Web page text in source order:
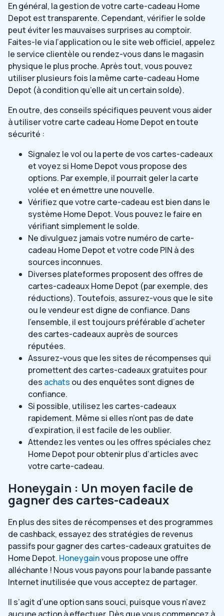
En général, la gestion de votre carte-cadeau Home
Depot est transparente. Cependant, vérifier le solde
peut éviter les mauvaises surprises au comptoir.
Faites-le via l’application ou le site web officiel, appelez
le service clientèle ou rendez-vous dans le magasin
physique le plus proche. Après tout, vous pouvez
utiliser plusieurs fois la même carte-cadeau Home
Depot (à condition qu’elle ait un certain solde).
En outre, des conseils spécifiques peuvent vous aider
à utiliser votre carte cadeau Home Depot en toute
sécurité :
Signalez le vol ou la perte de vos cartes-cadeaux
et voyez si Home Depot vous propose des
options. Par exemple, il pourrait geler la carte
volée et en émettre une nouvelle.
Vérifiez que votre carte-cadeau est bien dans le
système Home Depot. Vous pouvez le faire en
vérifiant simplement le solde.
Ne divulguez jamais votre numéro de carte-
cadeau Home Depot et votre code PIN à des
sources inconnues.
Diverses plateformes proposent des offres de
cartes-cadeaux Home Depot (par exemple, des
réductions). Toutefois, assurez-vous que le site
ou le vendeur est digne de confiance. Dans
l’ensemble, il est toujours préférable d’acheter
des cartes-cadeaux auprès de sources
réputées.
Assurez-vous que les sites de récompenses qui
promettent des cartes-cadeaux gratuites pour
des achats ou des enquêtes sont dignes de
confiance.
Si possible, utilisez les cartes-cadeaux
rapidement. Même si elles n’ont pas de date
d’expiration, il est facile de les oublier.
Attendez les ventes ou les offres spéciales chez
Home Depot pour obtenir plus d’articles avec
votre carte-cadeau.
Honeygain : Un moyen facile de
gagner des cartes-cadeaux
En plus des sites de récompenses et des programmes
de cashback, essayez des stratégies de revenus
passifs pour gagner des cartes-cadeaux gratuites de
Home Depot. Honeygainvous propose une offre
alléchante ! Nous vous payons pour la bande passante
Internet inutilisée que vous acceptez de partager.
Il s’agit d’une option sans souci, puisque vous n’avez